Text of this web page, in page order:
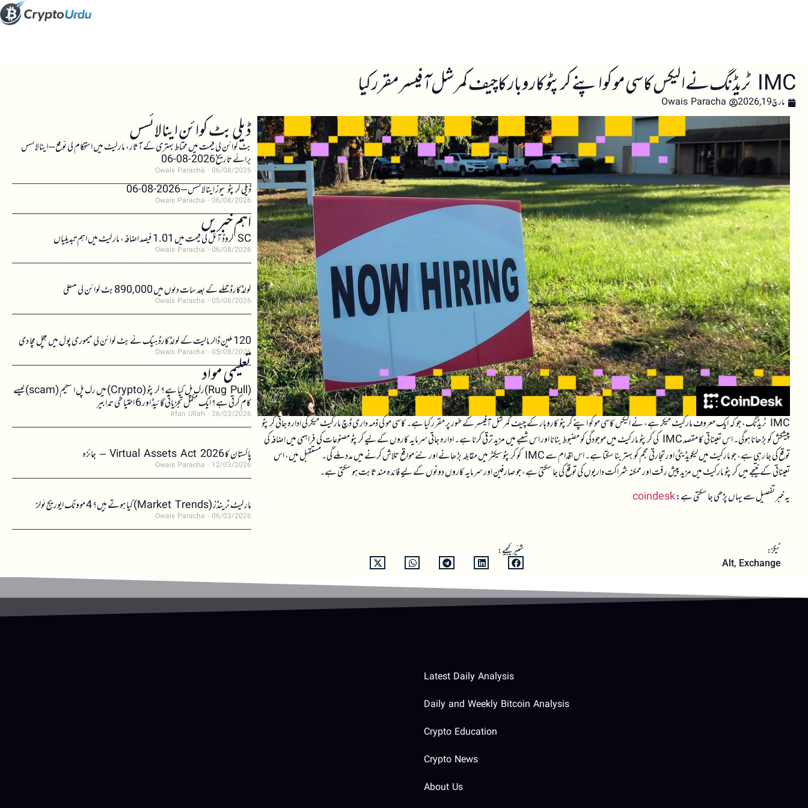
IMC ٹریڈنگ نے الیکس کاسی مو کو اپنے کرپٹو کاروبار کا چیف کمرشل آفیسر مقرر کیا
مارچ 19, 2026 Owais Paracha
IMC ٹریڈنگ، جو کہ ایک معروف مارکیٹ میکر ہے، نے الیکس کاسی مو کو اپنے کرپٹو کاروبار کے چیف کمرشل آفیسر کے طور پر مقرر کیا ہے۔ کاسی مو کی ذمہ داری ڈچ مارکیٹ میکر کی ادارہ جاتی کرپٹو
پیشکش کو بڑھانا ہوگی۔ اس تعیناتی کا مقصد IMC کی کرپٹو مارکیٹ میں موجودگی کو مضبوط بنانا اور اس شعبے میں مزید ترقی کرنا ہے۔ ادارہ جاتی سرمایہ کاروں کے لیے کرپٹو مصنوعات کی فراہمی میں اضافہ کی
توقع کی جا رہی ہے، جو مارکیٹ میں لیکویڈیٹی اور تجارتی حجم کو بہتر بنا سکتا ہے۔ اس اقدام سے IMC کو کرپٹو سیکٹر میں مقابلہ بڑھانے اور نئے مواقع تلاش کرنے میں مدد ملے گی۔ مستقبل میں، اس
تعیناتی کے نتیجے میں کرپٹو مارکیٹ میں مزید پیش رفت اور ممکنہ شراکت داریوں کی توقع کی جا سکتی ہے، جو صارفین اور سرمایہ کاروں دونوں کے لیے فائدہ مند ثابت ہو سکتی ہے۔
یہ خبر تفصیل سے یہاں پڑھی جا سکتی ہے:coindesk
ٹیگز:
Alt, Exchange
شئیر کیجیے:
ڈیلی بٹ کوائن اینالائسس
بٹ کوائن کی قیمت میں محتاط بہتری کے آثار، مارکیٹ میں استحکام کی توقع – اینالائسس
برائے تاریخ 2026-08-06
Owais Paracha 06/08/2026
ڈیلی کرپٹو نیوز اینالائسس – 2026-08-06
Owais Paracha 06/08/2026
اہم خبریں
SC کروڈ آئل کی قیمت میں 1.01 فیصد اضافہ، مارکیٹ میں اہم تبدیلیاں
Owais Paracha 06/08/2026
کولڈکارڈ حملے کے بعد سات دنوں میں 890,000 بٹ کوائن کی منتقلی
Owais Paracha 05/08/2026
120 ملین ڈالر مالیت کے کولڈکارڈ ہیک نے بٹ کوائن کی میموری پول میں ہلچل مچا دی
Owais Paracha 05/08/2026
تعلیمی مواد (Rug Pull)رگ پل کیا ہے؟ کرپٹو (Crypto) میں رگ پل اسکیم (scam)کیسے
کام کرتی ہے؟ ایک مکمل تجزیاتی گائیڈ اور 6 احتیاطی تدابیر
Irfan Ullah 26/03/2026
پاکستان کا Virtual Assets Act 2026 – جائزہ
Owais Paracha 12/03/2026
مارکیٹ ٹرینڈز (Market Trends) کیا ہوتے ہیں؟ 4 موونگ ایوریج ٹولز
Owais Paracha 06/03/2026
Latest Daily Analysis
Daily and Weekly Bitcoin Analysis
Crypto Education
Crypto News
About Us